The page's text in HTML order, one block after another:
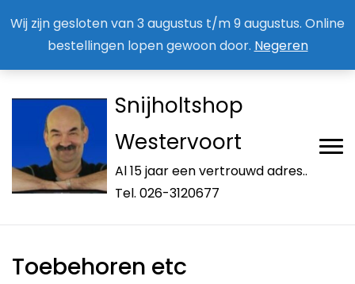
Wij zijn gesloten van 3 augustus t/m 9 augustus. Online
bestellingen lopen gewoon door. Negeren
Snijholtshop
Westervoort
Al 15 jaar een vertrouwd adres..
Tel. 026-3120677
Toebehoren etc